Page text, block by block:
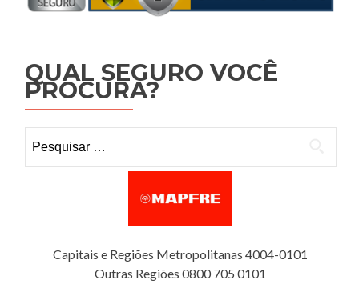
QUAL SEGURO VOCÊ
PROCURA?
Capitais e Regiões Metropolitanas 4004-0101
Outras Regiões 0800 705 0101